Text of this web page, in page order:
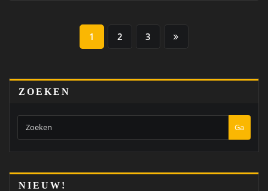
BERICHTEN
1 2 3
ZOEKEN
Ga
NIEUW!